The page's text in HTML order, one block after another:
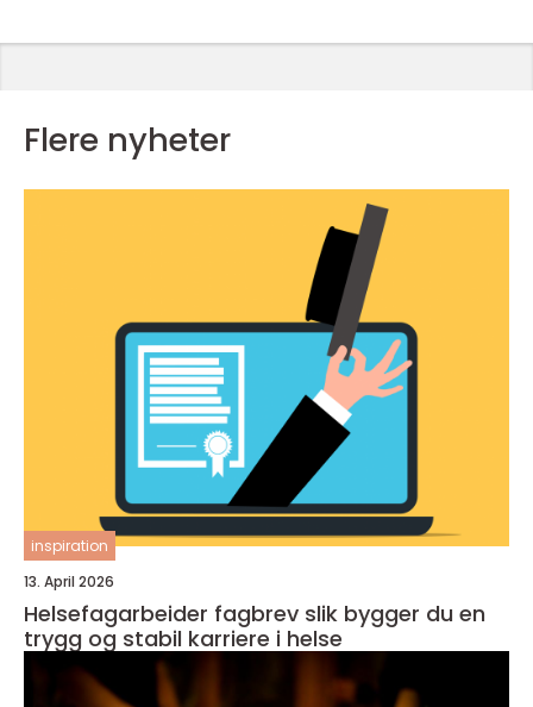
Flere nyheter
inspiration
13. April 2026
Helsefagarbeider fagbrev slik bygger du en
trygg og stabil karriere i helse